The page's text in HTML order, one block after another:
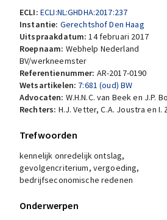
ECLI: ECLI:NL:GHDHA:2017:237
Instantie: Gerechtshof Den Haag
Uitspraakdatum:14 februari 2017
Roepnaam: Webhelp Nederland
BV/werkneemster
Referentienummer: AR-2017-0190
Wetsartikelen: 7:681 (oud) BW
Advocaten: W.H.N.C. van Beek en J.P.
Rechters: H.J. Vetter, C.A. Joustra en I.
Trefwoorden
kennelijk onredelijk ontslag,
gevolgencriterium, vergoeding,
bedrijfseconomische redenen
Onderwerpen